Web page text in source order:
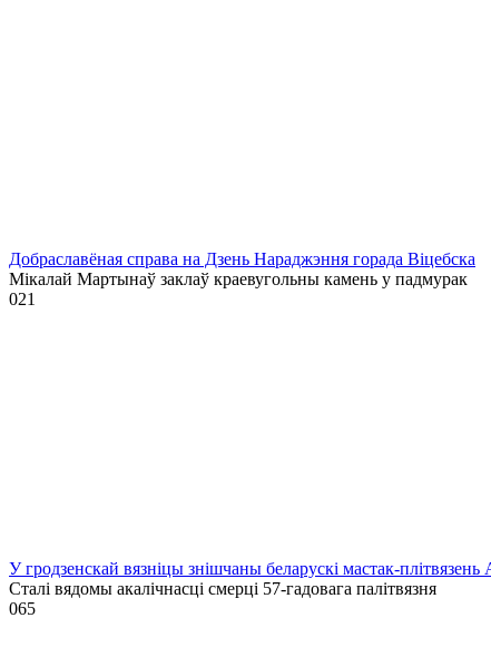
Добраславёная справа на Дзень Нараджэння горада Віцебска
Мікалай Мартынаў заклаў краевугольны камень у падмурак
021
У гродзенскай вязніцы знішчаны беларускі мастак-
Сталі вядомы акалічнасці смерці 57-гадовага палітвязня
065